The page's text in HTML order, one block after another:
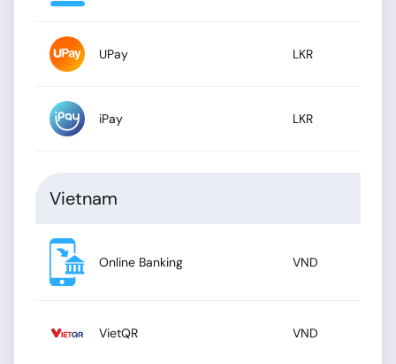
UPay LKR
iPay LKR
Vietnam
Online Banking VND
VietQR VND